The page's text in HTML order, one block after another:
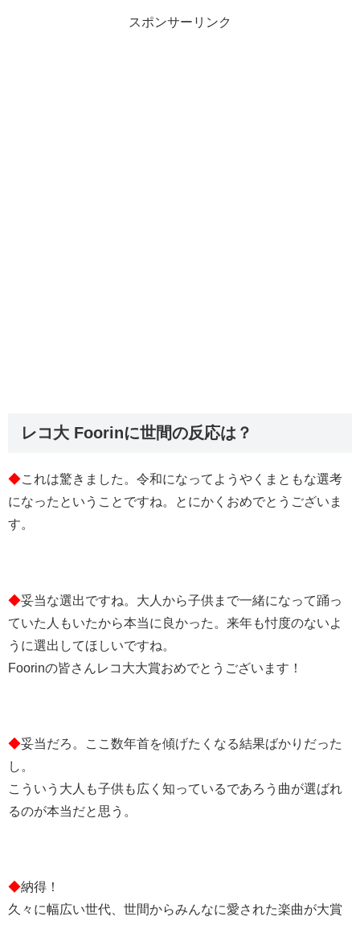
スポンサーリンク
レコ大 Foorinに世間の反応は？
◆これは驚きました。令和になってようやくまともな選考
になったということですね。とにかくおめでとうございま
す。
◆妥当な選出ですね。大人から子供まで一緒になって踊っ
ていた人もいたから本当に良かった。来年も忖度のないよ
うに選出してほしいですね。
Foorinの皆さんレコ大大賞おめでとうございます！
◆妥当だろ。ここ数年首を傾げたくなる結果ばかりだった
し。
こういう大人も子供も広く知っているであろう曲が選ばれ
るのが本当だと思う。
◆納得！
久々に幅広い世代、世間からみんなに愛された楽曲が大賞